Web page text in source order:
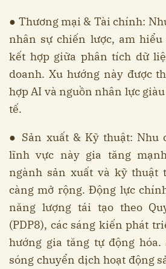
● Thương mại & Tài chính:
nhân sự chiến lược, am hiểu
kết hợp giữa phân tích dữ
doanh. Xu hướng này được
hợp AI và nguồn nhân lực
tế.
● Sản xuất & Kỹ thuật: Nhu
lĩnh vực này gia tăng
ngành sản xuất và kỹ thuật
càng mở rộng. Động lực
năng lượng tái tạo theo
(PDP8), các sáng kiến phát
hướng gia tăng tự động hóa.
sóng chuyển dịch hoạt động